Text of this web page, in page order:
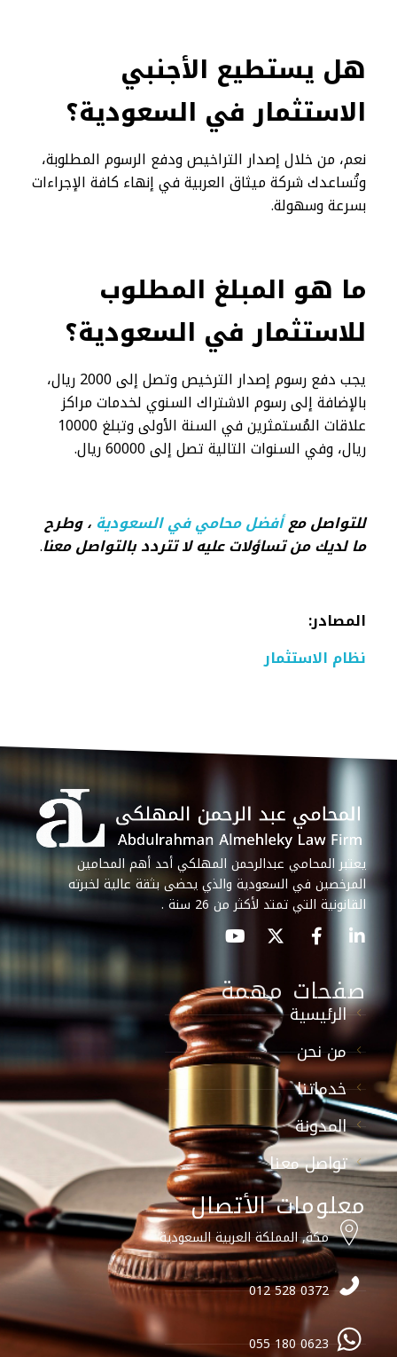
هل يستطيع الأجنبي
الاستثمار في السعودية؟
نعم، من خلال إصدار التراخيص ودفع الرسوم المطلوبة،
وتُساعدك شركة ميثاق العربية في إنهاء كافة الإجراءات
بسرعة وسهولة.
ما هو المبلغ المطلوب
للاستثمار في السعودية؟
يجب دفع رسوم إصدار الترخيص وتصل إلى 2000 ريال،
بالإضافة إلى رسوم الاشتراك السنوي لخدمات مراكز
علاقات المُستمثرين في السنة الأولى وتبلغ 10000
ريال، وفي السنوات التالية تصل إلى 60000 ريال.
للتواصل معأفضل محامي في السعودية ، وطرح
ما لديك من تساؤلات عليه لا تتردد بالتواصل معنا.
المصادر:
نظام الاستثمار
يعتبر المحامي عبدالرحمن المهلكي أحد أهم المحامين
المرخصين في السعودية والذي يحضى بثقة عالية لخبرته
القانونية التي تمتد لأكثر من 26 سنة .
صفحات مهمة
الرئيسية
من نحن
خدماتنا
المدونة
تواصل معنا
معلومات الأتصال
مكة, المملكة العربية السعودية
0372 528 012
0623 180 055